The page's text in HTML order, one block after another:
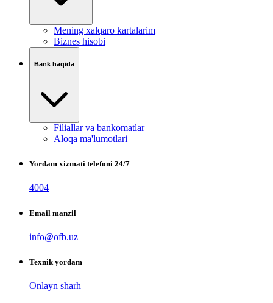
Mening xalqaro kartalarim
Biznes hisobi
Bank haqida
Filiallar va bankomatlar
Aloqa ma'lumotlari
Yordam xizmati telefoni 24/7
4004
Email manzil
info@ofb.uz
Texnik yordam
Onlayn sharh